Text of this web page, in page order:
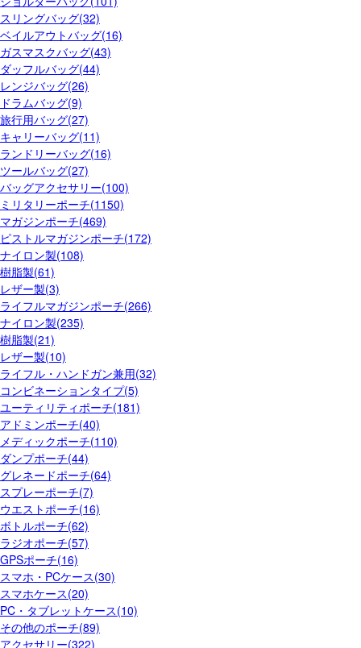
スリングバッグ(32)
ベイルアウトバッグ(16)
ガスマスクバッグ(43)
ダッフルバッグ(44)
レンジバッグ(26)
ドラムバッグ(9)
旅行用バッグ(27)
キャリーバッグ(11)
ランドリーバッグ(16)
ツールバッグ(27)
バッグアクセサリー(100)
ミリタリーポーチ(1150)
マガジンポーチ(469)
ピストルマガジンポーチ(172)
ナイロン製(108)
樹脂製(61)
レザー製(3)
ライフルマガジンポーチ(266)
ナイロン製(235)
樹脂製(21)
レザー製(10)
ライフル・ハンドガン兼用(32)
コンビネーションタイプ(5)
ユーティリティポーチ(181)
アドミンポーチ(40)
メディックポーチ(110)
ダンプポーチ(44)
グレネードポーチ(64)
スプレーポーチ(7)
ウエストポーチ(16)
ボトルポーチ(62)
ラジオポーチ(57)
GPSポーチ(16)
スマホ・PCケース(30)
スマホケース(20)
PC・タブレットケース(10)
その他のポーチ(89)
アクセサリー(322)